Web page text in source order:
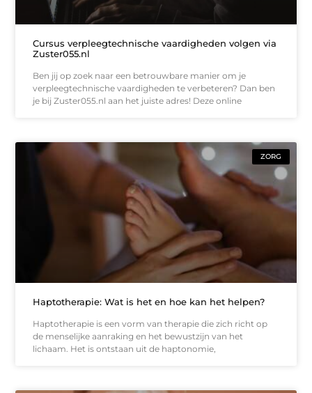
Cursus verpleegtechnische vaardigheden volgen via
Zuster055.nl
Ben jij op zoek naar een betrouwbare manier om je
verpleegtechnische vaardigheden te verbeteren? Dan ben
je bij Zuster055.nl aan het juiste adres! Deze online
ZORG
Haptotherapie: Wat is het en hoe kan het helpen?
Haptotherapie is een vorm van therapie die zich richt op
de menselijke aanraking en het bewustzijn van het
lichaam. Het is ontstaan uit de haptonomie,